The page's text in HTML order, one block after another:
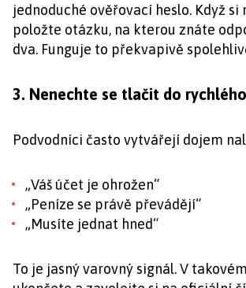
jednoduché ověřovací heslo. Když si
položte otázku, na kterou znáte
dva. Funguje to překvapivě
3. Nenechte se tlačit do
Podvodníci často vytvářejí dojem
„Váš účet je ohrožen“
„Peníze se právě převádějí“
„Musíte jednat hned“
To je jasný varovný signál. V